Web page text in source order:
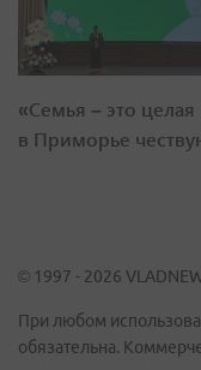
«Семья – это целая
в Приморье
© 1997 - 2026
При любом
обязательна.